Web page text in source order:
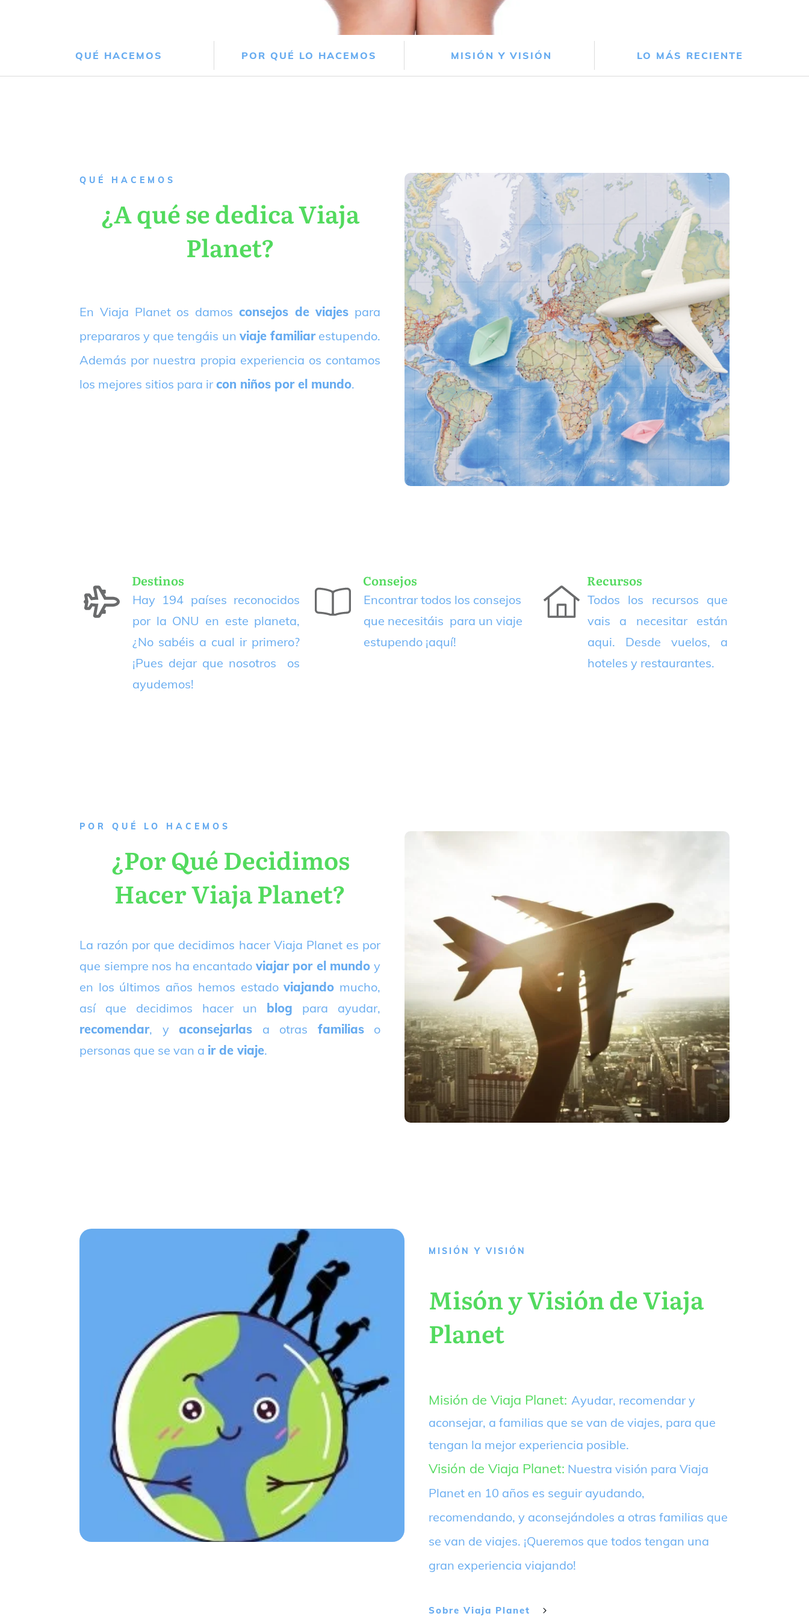
QUÉ HACEMOS POR QUÉ LO HACEMOS MISIÓN Y VISIÓN LO MÁS RECIENTE
QUÉ HACEMOS
¿A qué se dedica Viaja
Planet?
En Viaja Planet os damos consejos de viajes para
prepararos y que tengáis un viaje familiarestupendo.
Además por nuestra propia experiencia os contamos
los mejores sitios para ir con niños por el mundo.
Destinos
Hay 194 países reconocidos
por la ONU en este planeta,
¿No sabéis a cual ir primero?
¡Pues dejar que nosotros os
ayudemos!
Consejos
Encontrar todos los consejos
que necesitáis para un viaje
estupendo ¡aquí!
Recursos
Todos los recursos que
vais a necesitar están
aqui. Desde vuelos, a
hoteles y restaurantes.
P OR QUÉ LO HACEMOS
¿Por Qué Decidimos
Hacer Viaja Planet?
La razón por que decidimos hacer Viaja Planet es por
que siempre nos ha encantado viajar por el mundo y
en los últimos años hemos estadoviajando mucho,
así que decidimos hacer un blog para ayudar,
recomendar, y aconsejarlas a otras familiaso
personas que se van a ir de viaje.
MISIÓN Y VISIÓN
Misón y Visión de Viaja
Planet
Misión de Viaja Planet: Ayudar, recomendar y
aconsejar, a familias que se van de viajes, para que
tengan la mejor experiencia posible.
Visión de Viaja Planet: Nuestra visión para Viaja
Planet en 10 años es seguir ayudando,
recomendando, y aconsejándoles a otras familias que
se van de viajes. ¡Queremos que todos tengan una
gran experiencia viajando!
Sobre Viaja Planet